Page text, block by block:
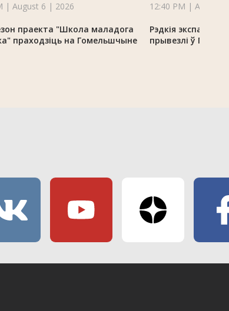
| August 6 | 2026
праекта "Школа маладога
праходзіць на Гомельшчыне
12:40 PM | August 6
Рэдкія экспанаты
прывезлі ў Гомель